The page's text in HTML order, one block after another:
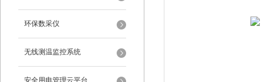
环保数采仪
无线测温监控系统
安全用电管理云平台